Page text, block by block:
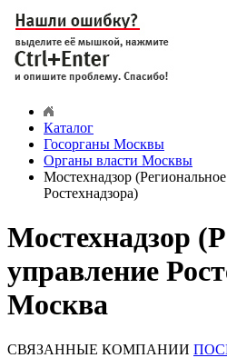
Каталог
Госорганы Москвы
Органы власти Москвы
Мостехнадзор
Ростехнадзора)
Мостехнадзор
управление
Москва
СВЯЗАННЫЕ КОМПАНИИ